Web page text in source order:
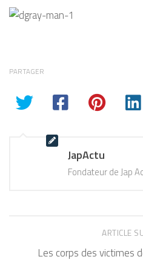
PARTAGER
JapActu
Fondateur de Jap
ARTICLE
Les corps des victimes